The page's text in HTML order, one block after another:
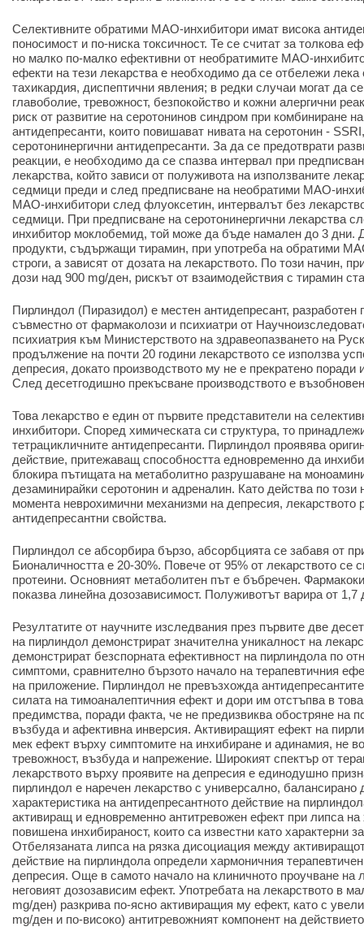
Селективните обратими МАО-инхибитори имат висока
поносимост и по-ниска токсичност. Те се считат за толкова
но малко по-малко ефективни от необратимите МАО-
ефекти на тези лекарства е необходимо да се отбележи лека
тахикардия, диспептични явления; в редки случаи могат да
главоболие, тревожност, безпокойство и кожни алергични
риск от развитие на серотонинов синдром при комбиниране
антидепресанти, които повишават нивата на серотонин -
серотонинергични антидепресанти. За да се предотврати
реакции, е необходимо да се спазва интервал при
лекарства, който зависи от полуживота на използваните
седмици преди и след предписване на необратими МАО-
МАО-инхибитори след флуоксетин, интервалът без
седмици. При предписване на серотонинергични лекарства
инхибитор моклобемид, той може да бъде намален до 3 дни.
продукти, съдържащи тирамин, при употреба на обратими
строги, а зависят от дозата на лекарството. По този начин,
дози над 900 mg/ден, рискът от взаимодействия с тирамин
Пирлиндол (Пиразидол) е местен антидепресант, разработен
съвместно от фармаколози и психиатри от
психиатрия към Министерството на здравеопазването на
продължение на почти 20 години лекарството се използва
депресия, докато производството му не е прекратено поради
След десетгодишно прекъсване производството е
Това лекарство е един от първите представители на
инхибитори. Според химическата си структура, то
тетрацикличните антидепресанти. Пирлиндол проявява
действие, притежаващ способността едновременно да
блокира пътищата на метаболитно разрушаване на
дезаминирайки серотонин и адреналин. Като действа по този
момента неврохимични механизми на депресия, лекарството
антидепресантни свойства.
Пирлиндол се абсорбира бързо, абсорбцията се забавя от
Бионаличността е 20-30%. Повече от 95% от лекарството се
протеини. Основният метаболитен път е бъбречен.
показва линейна дозозависимост. Полуживотът варира от 1,7
Резултатите от научните изследвания през първите две
на пирлиндол демонстрират значителна уникалност на
демонстрират безспорната ефективност на пирлиндола по
симптоми, сравнително бързото начало на терапевтичния
на приложение. Пирлиндол не превъзхожда
силата на тимоаналептичния ефект и дори им отстъпва в
предимства, поради факта, че не предизвиква обостряне на
възбуда и афективна инверсия. Активиращият ефект на
мек ефект върху симптомите на инхибиране и адинамия, не
тревожност, възбуда и напрежение. Широкият спектър от
лекарството върху проявите на депресия е единодушно
пирлиндол е наречен лекарство с универсално, балансирано
характеристика на антидепресантното действие на
активиращ и едновременно антитревожен ефект при липса
повишена инхибираност, които са известни като характерни
Отбелязаната липса на рязка дисоциация между
действие на пирлиндола определи хармоничния
депресия. Още в самото начало на клиничното проучване на
неговият дозозависим ефект. Употребата на лекарството в
mg/ден) разкрива по-ясно активиращия му ефект, като с
mg/ден и по-високо) антитревожният компонент на